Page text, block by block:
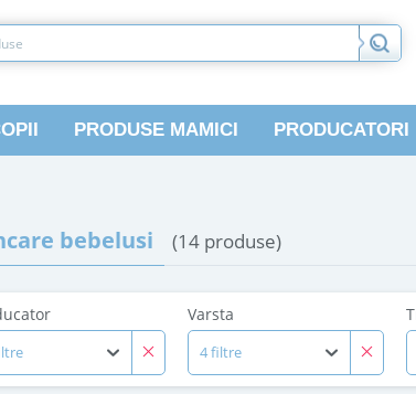
PRODUSE MAMICI PRODUCATORI
bebelusi (14 produse)
Varsta
4 filtre